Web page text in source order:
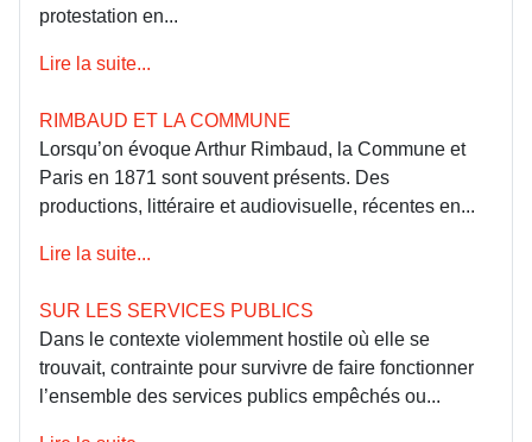
protestation en...
Lire la suite...
RIMBAUD ET LA COMMUNE
Lorsqu’on évoque Arthur Rimbaud, la Commune et
Paris en 1871 sont souvent présents. Des
productions, littéraire et audiovisuelle, récentes en...
Lire la suite...
SUR LES SERVICES PUBLICS
Dans le contexte violemment hostile où elle se
trouvait, contrainte pour survivre de faire fonctionner
l’ensemble des services publics empêchés ou...